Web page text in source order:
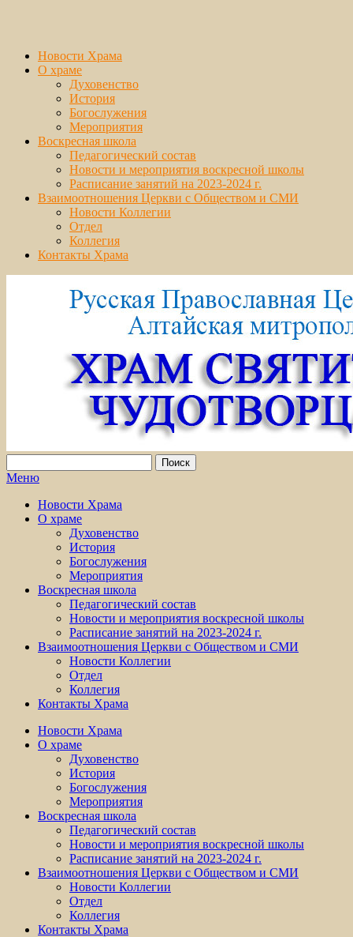
Новости Храма
О храме
Духовенство
История
Богослужения
Мероприятия
Воскресная школа
Педагогический состав
Новости и мероприятия воскресной школы
Расписание занятий на 2023-2024 г.
Взаимоотношения Церкви с Обществом и СМИ
Новости Коллегии
Отдел
Коллегия
Контакты Храма
Меню
Новости Храма
О храме
Духовенство
История
Богослужения
Мероприятия
Воскресная школа
Педагогический состав
Новости и мероприятия воскресной школы
Расписание занятий на 2023-2024 г.
Взаимоотношения Церкви с Обществом и СМИ
Новости Коллегии
Отдел
Коллегия
Контакты Храма
Новости Храма
О храме
Духовенство
История
Богослужения
Мероприятия
Воскресная школа
Педагогический состав
Новости и мероприятия воскресной школы
Расписание занятий на 2023-2024 г.
Взаимоотношения Церкви с Обществом и СМИ
Новости Коллегии
Отдел
Коллегия
Контакты Храма